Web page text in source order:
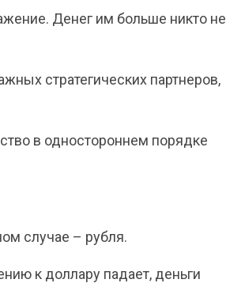
Денег им больше никто не
стратегических партнеров,
в одностороннем порядке
случае – рубля.
к доллару падает, деньги